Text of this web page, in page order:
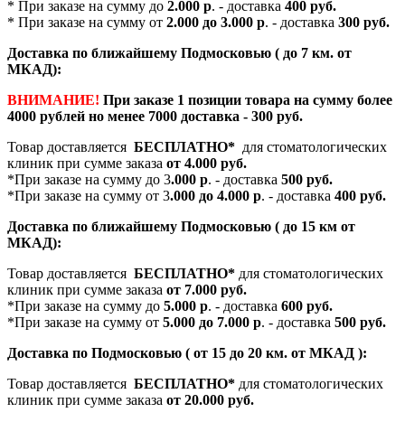
* При заказе на сумму до 2.000 р. - доставка 400 руб.
* При заказе на сумму от 2.000 до 3.000 р. - доставка 300 руб.
Доставка по ближайшему Подмосковью ( до 7 км. от
МКАД):
ВНИМАНИЕ! При заказе 1 позиции товара на сумму более
4000 рублей но менее 7000 доставка - 300 руб.
Товар доставляется БЕСПЛАТНО* для стоматологических
клиник при сумме заказа от 4.000 руб.
*При заказе на сумму до 3.000 р. - доставка 500 руб.
*При заказе на сумму от 3.000 до 4.000 р. - доставка 400 руб.
Доставка по ближайшему Подмосковью ( до 15 км от
МКАД):
Товар доставляется БЕСПЛАТНО* для стоматологических
клиник при сумме заказа от 7.000 руб.
*При заказе на сумму до 5.000 р. - доставка 600 руб.
*При заказе на сумму от 5.000 до 7.000 р. - доставка 500 руб.
Доставка по Подмосковью ( от 15 до 20 км. от МКАД ):
Товар доставляется БЕСПЛАТНО* для стоматологических
клиник при сумме заказа от 20.000 руб.